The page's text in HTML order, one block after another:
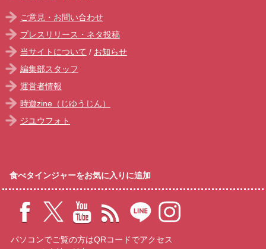
ご意見・お問い合わせ
プレスリリース・ネタ投稿
当サイトについて / お知らせ
編集部スタッフ
運営者情報
時遊zine（じゆうじん）
ジユウフォト
食べタインジャーをお気に入りに追加
パソコンでご覧の方はQRコードでアクセス